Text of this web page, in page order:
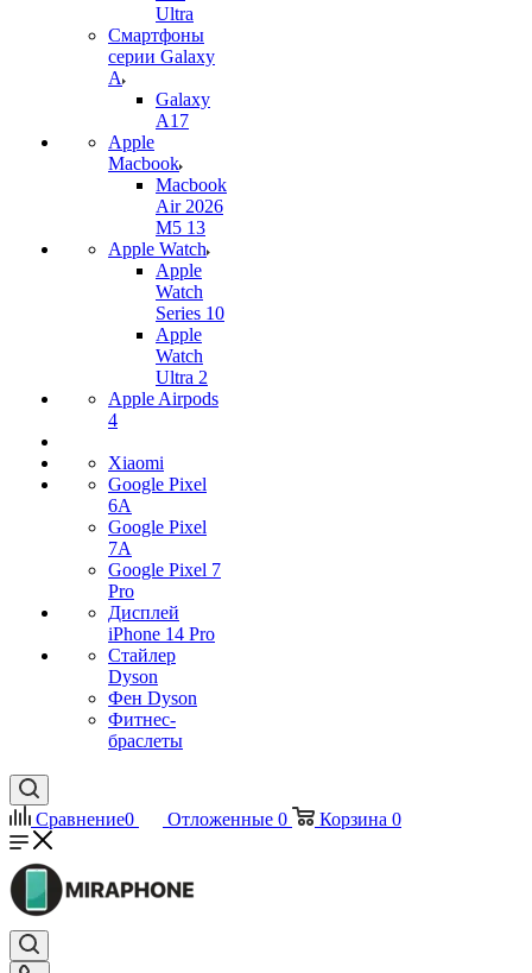
Ultra
Смартфоны
серии Galaxy
A
Galaxy
A17
Apple
Macbook
Macbook
Air 2026
M5 13
Apple Watch
Apple
Watch
Series 10
Apple
Watch
Ultra 2
Apple Airpods
4
Xiaomi
Google Pixel
6A
Google Pixel
7А
Google Pixel 7
Pro
Дисплей
iPhone 14 Pro
Стайлер
Dyson
Фен Dyson
Фитнес-
браслеты
Сравнение0 Отложенные 0 Корзина 0